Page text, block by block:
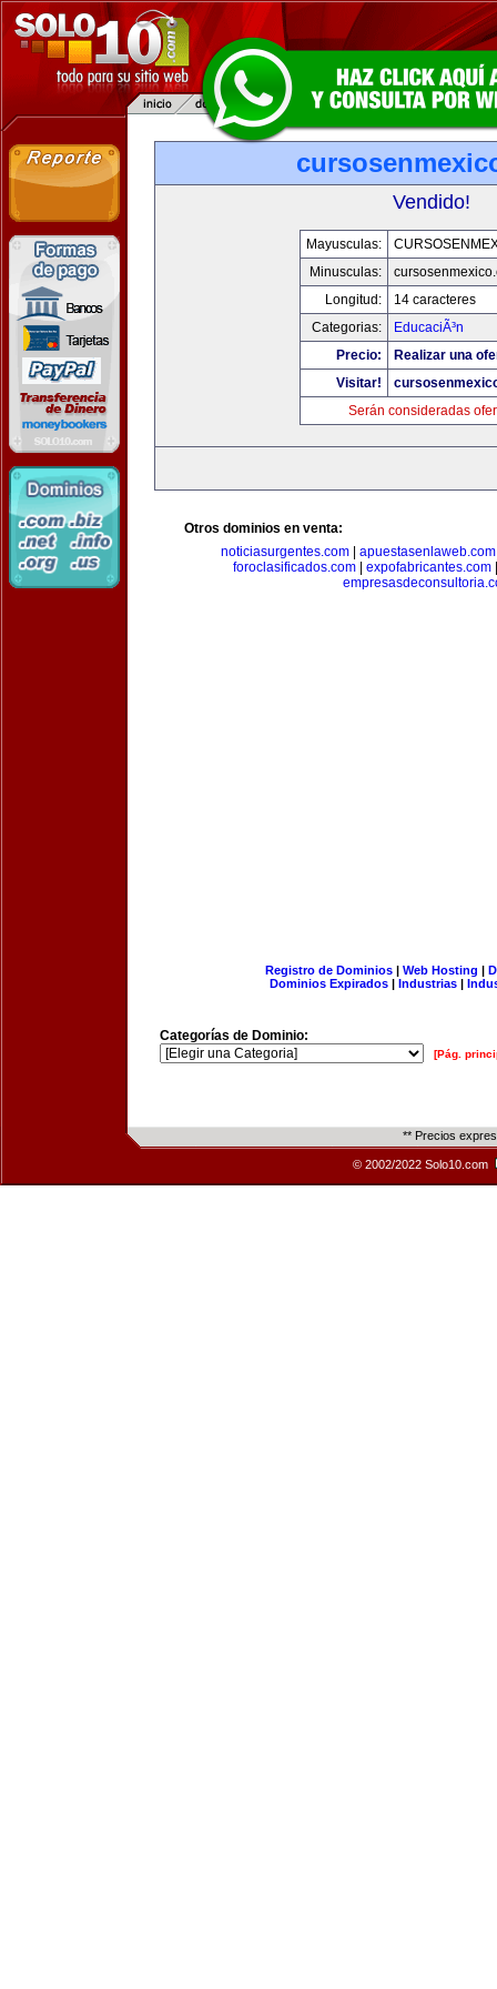
Vendido!
Mayusculas:
Minusculas:
Longitud:
14 caracteres
Categorias:
EducaciÃ³n
Precio:
Realizar una
Visitar!
Serán consideradas
Otros dominios en venta:
noticiasurgentes.com| apuestasenlaweb.com
foroclasificados.com
expofabricantes.com
Registro de Dominios| Web Hosting |
Dominios Expirados | Industrias |
Categorías de Dominio:
[Pág.
** Precios
© 2002/2022 Solo10.com